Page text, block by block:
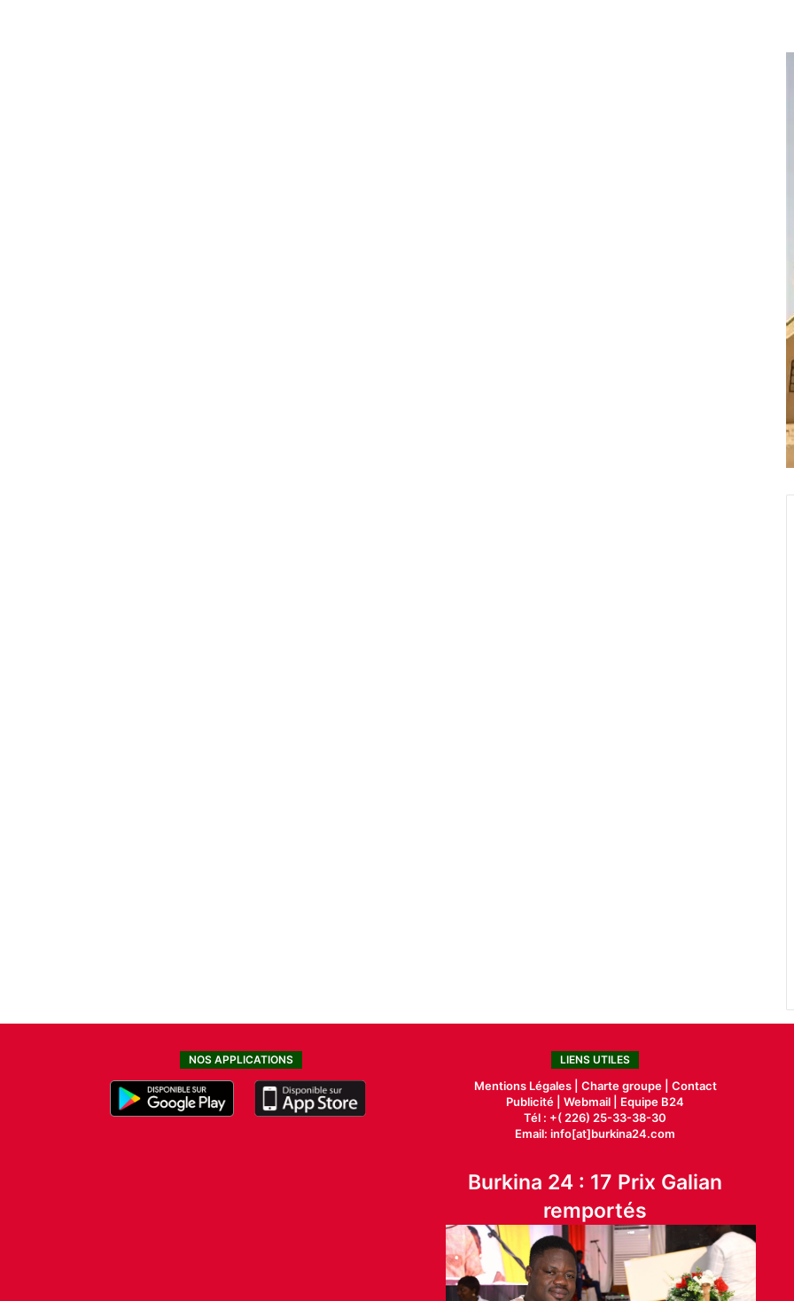
NOS APPLICATIONS LIENS UTILES
Mentions Légales | Charte groupe | Contact
Publicité |Webmail |
Equipe B24
Tél : +( 226) 25-33-38-30
Email: info[at]burkina24.com
Burkina 24 : 17 Prix Galian
remportés